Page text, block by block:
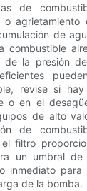
de
o
de
combustible
de la presión
revise si
o en el
de alto
de
filtro
un umbral de
inmediato
de la bomba.